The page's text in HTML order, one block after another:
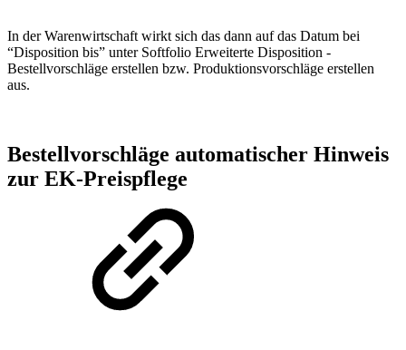
In der Warenwirtschaft wirkt sich das dann auf das Datum bei
“Disposition bis” unter Softfolio Erweiterte Disposition -
Bestellvorschläge erstellen bzw. Produktionsvorschläge erstellen
aus.
Bestellvorschläge automatischer Hinweis
zur EK-Preispflege